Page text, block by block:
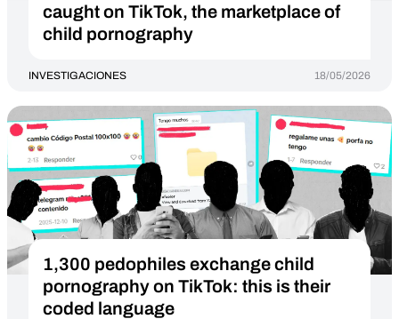
caught on TikTok, the marketplace of
child pornography
INVESTIGACIONES 18/05/2026
1,300 pedophiles exchange child
pornography on TikTok: this is their
coded language